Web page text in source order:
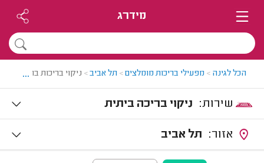
מידרג
הכל לגינה > מפעילי בריכות מומלצים> תל אביב> ניקוי בריכות בתל אביב
...
ניקוי בריכה ביתית
תל אביב